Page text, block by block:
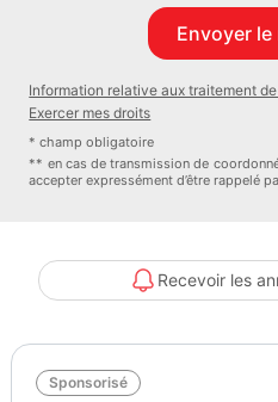
Vierge le 28/02/2026 à 68 353 km
charge assurance)
[Double clefs] : OUI
[Utilisation] : Balades
[Origine] : France
[Pneumatiques] : Usure AV : 10 %
[Plaquettes] : Usure AV : 10 % -
[Extérieur] : RAS
- Une rayure légère sur la valise
Information relative aux traitement
Exercer mes droits
* champ obligatoire
** en cas de transmission de
accepter expressément d’être rappelé
Recevoir les
Sponsorisé